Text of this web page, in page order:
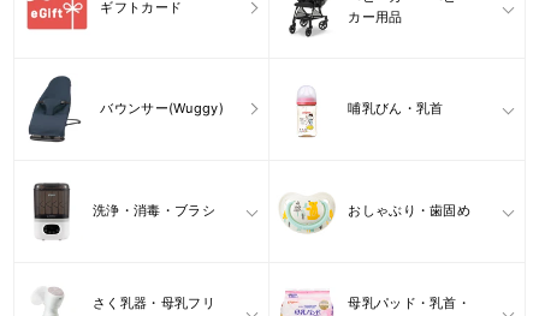
ギフトカード
カー用品
バウンサー(Wuggy) 哺乳びん・乳首
洗浄・消毒・ブラシ おしゃぶり・歯固め
さく乳器・母乳フリ
母乳パッド・乳首・